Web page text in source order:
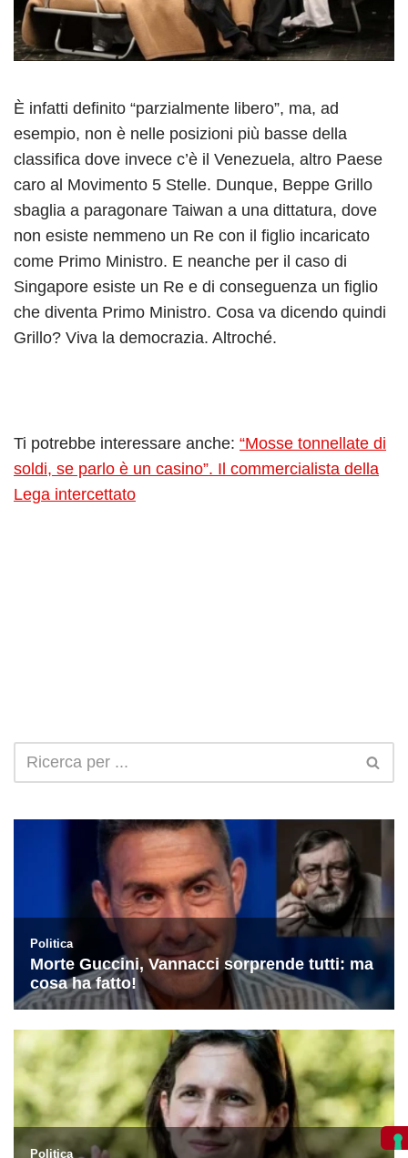
È infatti definito “parzialmente libero”, ma, ad
esempio, non è nelle posizioni più basse della
classifica dove invece c’è il Venezuela, altro Paese
caro al Movimento 5 Stelle. Dunque, Beppe Grillo
sbaglia a paragonare Taiwan a una dittatura, dove
non esiste nemmeno un Re con il figlio incaricato
come Primo Ministro. E neanche per il caso di
Singapore esiste un Re e di conseguenza un figlio
che diventa Primo Ministro. Cosa va dicendo quindi
Grillo? Viva la democrazia. Altroché.
Ti potrebbe interessare anche: “Mosse tonnellate di
soldi, se parlo è un casino”. Il commercialista della
Lega intercettato